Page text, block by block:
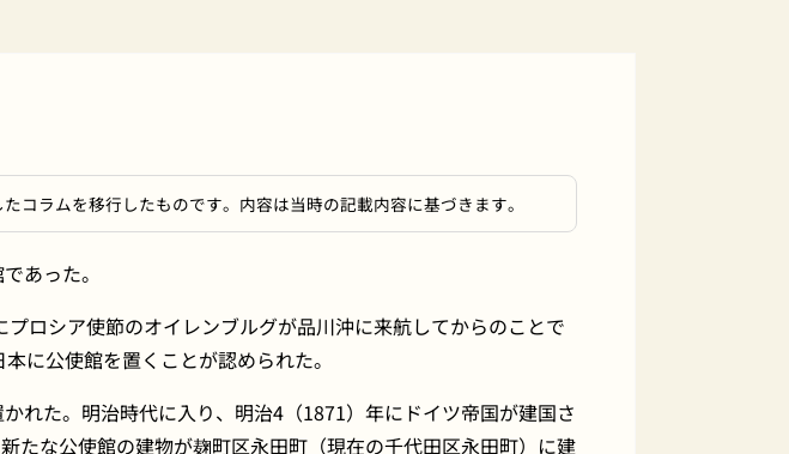
コラムを移行したものです。内容は当時の記載内容に基づきます。
あった。
ロシア使節のオイレンブルグが品川沖に来航してからのことで
に公使館を置くことが認められた。
れた。明治時代に入り、明治4（1871）年にドイツ帝国が建国さ
たな公使館の建物が麹町区永田町（現在の千代田区永田町）に建